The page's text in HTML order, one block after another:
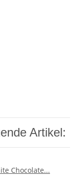
Artikel: